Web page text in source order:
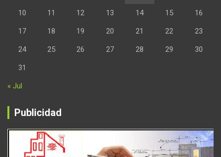
10 11 12 13 14 15 16
17 18 19 20 21 22 23
24 25 26 27 28 29 30
31
« Jul
Publicidad